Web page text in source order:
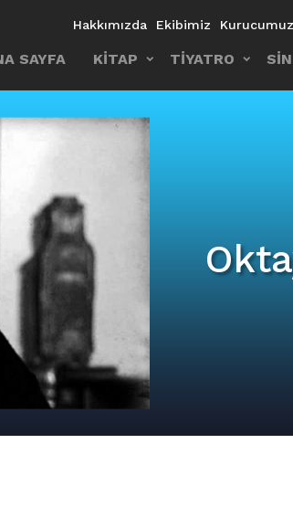
Hakkımızda Ekibimiz Kurucumuz
SAYFA KİTAP TİYATRO